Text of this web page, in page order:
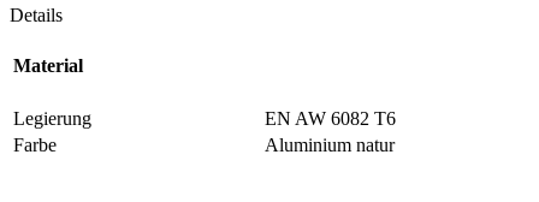
Details
Material
Legierung
EN AW 6082 T6
Farbe
Aluminium natur